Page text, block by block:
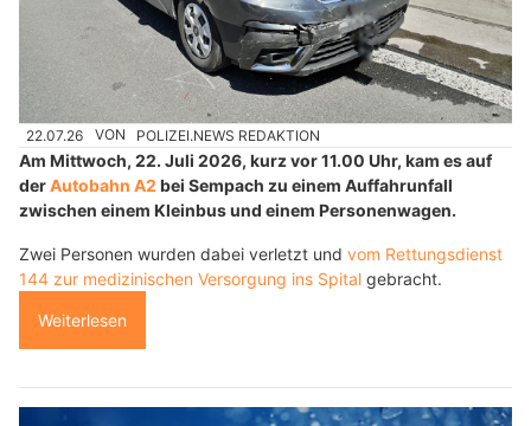
22.07.26 VON POLIZEI.NEWS REDAKTION
Am Mittwoch, 22. Juli 2026, kurz vor 11.00 Uhr, kam es auf
derAutobahn A2 bei Sempach zu einem Auffahrunfall
zwischen einem Kleinbus und einem Personenwagen.
Zwei Personen wurden dabei verletzt und vom Rettungsdienst
144 zur medizinischen Versorgung ins Spital gebracht.
Weiterlesen